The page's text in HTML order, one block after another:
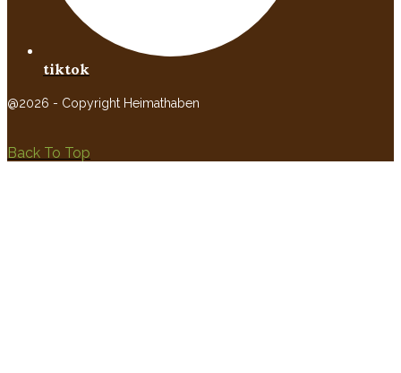
tiktok
@2026 - Copyright Heimathaben
Back To Top